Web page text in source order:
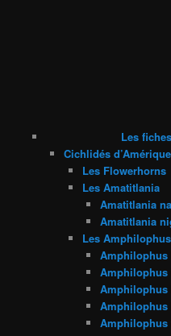
Les
Cichlidés
Les Flowerhorns
Les Amatitlania
Amatitlania
Amatitlania
Les Amphilophus
Amphilophus
Amphilophus
Amphilophus
Amphilophus
Amphilophus